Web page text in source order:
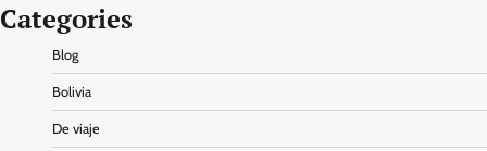
Categories
Blog
Bolivia
De viaje